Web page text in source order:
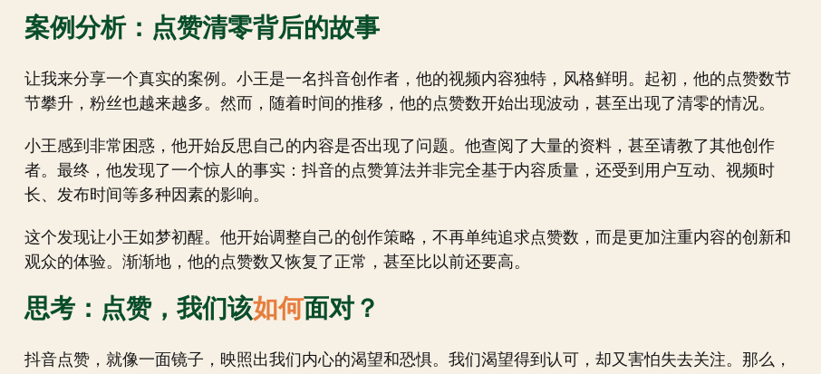
案例分析：点赞清零背后的故事
让我来分享一个真实的案例。小王是一名抖音创作者，他的视频内容独特，风格鲜明。起初，他的点赞数节
节攀升，粉丝也越来越多。然而，随着时间的推移，他的点赞数开始出现波动，甚至出现了清零的情况。
小王感到非常困惑，他开始反思自己的内容是否出现了问题。他查阅了大量的资料，甚至请教了其他创作
者。最终，他发现了一个惊人的事实：抖音的点赞算法并非完全基于内容质量，还受到用户互动、视频时
长、发布时间等多种因素的影响。
这个发现让小王如梦初醒。他开始调整自己的创作策略，不再单纯追求点赞数，而是更加注重内容的创新和
观众的体验。渐渐地，他的点赞数又恢复了正常，甚至比以前还要高。
思考：点赞，我们该如何面对？
抖音点赞，就像一面镜子，映照出我们内心的渴望和恐惧。我们渴望得到认可，却又害怕失去关注。那么，